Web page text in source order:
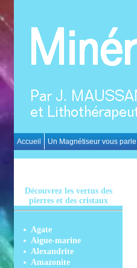
Accueil Un Magnétiseur vous parle
Découvrez les vertus des
pierres et des cristaux
Agate
Aigue-marine
Alexandrite
Amazonite